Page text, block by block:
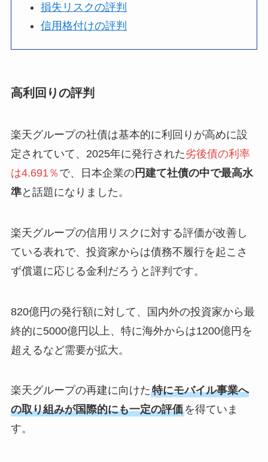
損失リスクの評判
信用格付けの評判
高利回りの評判
楽天グループの社債は基本的に利回りが高めに設
定されていて、2025年に発行された劣後債の利率
は4.691％ で、日本企業の円建て社債の中で最高水
準と話題になりました。
楽天グループの信用リスクに対する評価が改善し
ている表れで、投資家からは債務不履行を起こさ
ず償還に応じる金利だろうと評判です。
820億円の発行額に対して、国内外の投資家から最
終的に5000億円以上、特に海外からは1200億円を
超えるなど需要が拡大。
楽天グループの再建に向けた特にモバイル事業へ
の取り組みが国際的にも一定の評価を得ていま
す。